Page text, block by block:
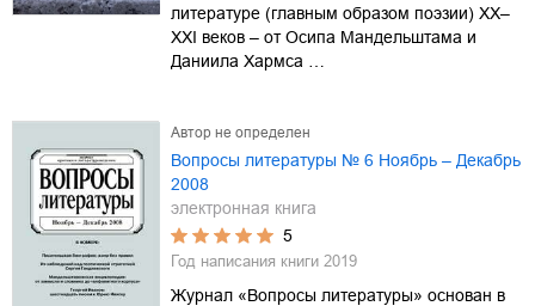
литературе (главным образом поэзии) XX–
XXI веков – от Осипа Мандельштама и
Даниила Хармса …
Автор не определен
Вопросы литературы № 6 Ноябрь – Декабрь
2008
электронная книга
5
Год написания книги 2019
Журнал «Вопросы литературы» основан в